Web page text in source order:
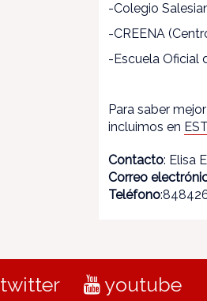
-Colegio
-CREENA
-Escuela Oficial
Para saber
incluimos en
Contacto: Elisa
Correo
Teléfono
twitter youtube